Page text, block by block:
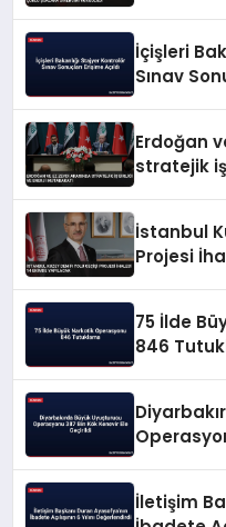
İçişleri
Sınav
Erdoğan
stratejik
İstanbul
Projesi
75 İlde
846
İletişim